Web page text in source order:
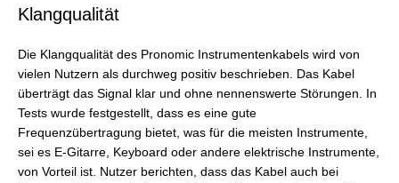
Klangqualität
Die Klangqualität des Pronomic Instrumentenkabels wird von
vielen Nutzern als durchweg positiv beschrieben. Das Kabel
überträgt das Signal klar und ohne nennenswerte Störungen. In
Tests wurde festgestellt, dass es eine gute
Frequenzübertragung bietet, was für die meisten Instrumente,
sei es E-Gitarre, Keyboard oder andere elektrische Instrumente,
von Vorteil ist. Nutzer berichten, dass das Kabel auch bei